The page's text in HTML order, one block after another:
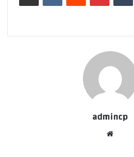
admincp